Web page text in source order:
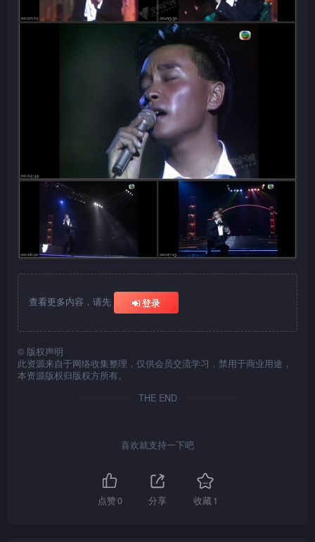
查看更多内容，请先 登录
© 版权声明
此资源来自于网络收集整理，仅供会员交流学习，禁用于商业用途，
本资源版权归版权方所有。
THE END
喜欢就支持一下吧
点赞0 分享 收藏1